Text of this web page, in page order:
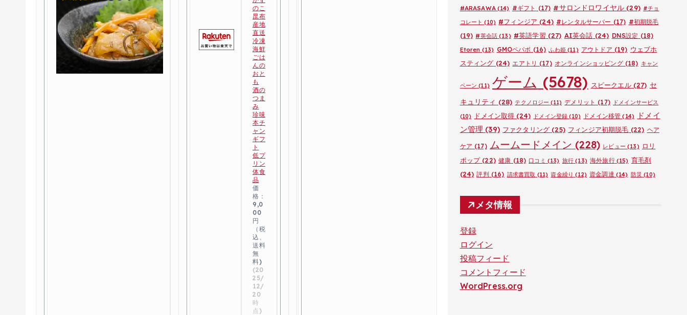
のこ
昆布
産地
直送
冷凍
海鮮
ごは
んの
おと
も
酒の
つま
み
珍味
本チ
ャン
ギフ
ト
低プ
リン
体食
品
価
格：
9,0
00
円
（税
込、
送料
無
料)
(20
25/
12/
20
時
点)
#ARASAWA(14) #ギフト (17) #サロンドロワイヤル (29) #チョ
コレート (10) #フィンジア (24) #レンタルサーバー (17) #初期脱毛
(19) #英会話 (13) #英語学習 (27) AI英会話 (24) DNS設定 (18)
Etoren (13) GMOペパボ (16) ふわ姫(11) アウトドア (19) ウェブホ
スティング (24) エアトリ (17) オンラインショッピング(18) キャン
ペーン (11) ゲーム (5678) スピークエル(27) セ
キュリティ (28) テクノロジー (11) デメリット (17)
ドメインサービス
(10)
ドメイン取得 (24) ドメイン登録 (10) ドメイン移管 (14)
ドメイ
ン管理 (39) ファクタリング (25) フィンジア初期脱毛 (22) ヘア
ケア (17) ムームードメイン (228) レビュー (13) ロリ
ポップ(22) 健康 (18) 口コミ (13) 旅行 (13) 海外旅行(15) 育毛剤
(24) 評判 (16) 請求書買取 (11) 資金繰り (12) 資金調達 (14) 防災 (10)
メタ情報
登録
ログイン
投稿フィード
コメントフィード
WordPress.org